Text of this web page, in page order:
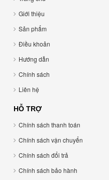
Giới thiệu
Sản phẩm
Điều khoản
Hướng dẫn
Chính sách
Liên hệ
HỖ TRỢ
Chính sách thanh toán
Chính sách vận chuyển
Chính sách đổi trả
Chính sách bảo hành